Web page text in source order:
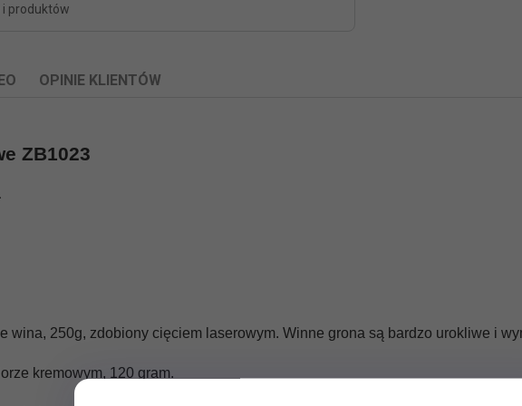
produktów
OPINIE KLIENTÓW
ZB1023
wina, 250g, zdobiony cięciem laserowym. Winne grona są bardzo urokliwe i
kremowym, 120 gram.